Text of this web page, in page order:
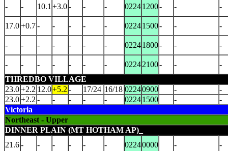
- - 10.1 +3.0- - - 02241200- - -
17.0+0.7- - - - - 02241500- - -
- - - - - - - 02241800- - -
- - - - - - - 02242100- -
-
THREDBO VILLAGE
23.0+2.2 12.0+5.2 - 17/24 16/18 02240900 -
-
23.0+2.2 - - - - - 02241500 -
-
Victoria
Northeast - Upper
DINNER PLAIN (MT HOTHAM AP)_
21.6- - - - - - 02240000 - -